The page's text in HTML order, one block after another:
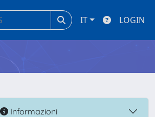
IT LOGIN
Informazioni